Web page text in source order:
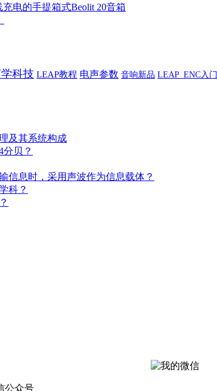
电的手提箱式Beolit 20音箱
科技 LEAP教程 电声参数 音响新品 LEAP_ENC入门
及其系统构成
贝？
信息时，采用声波作为信息载体？
科？
公众号